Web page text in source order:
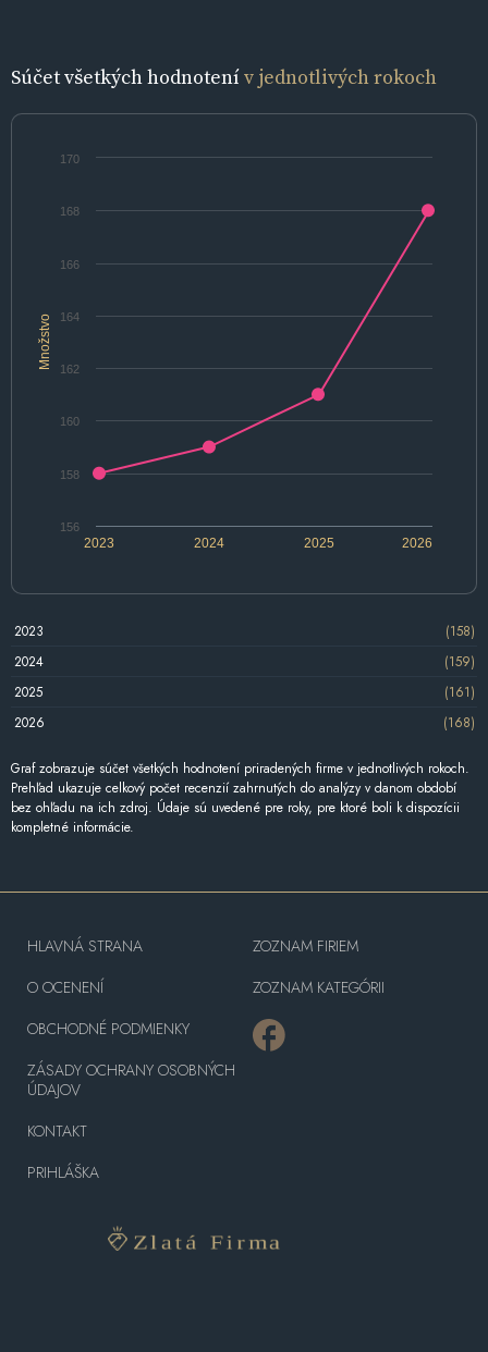
Súčet všetkých hodnotenív jednotlivých rokoch
Množstvo
2024 2026
2023 2025
156
158
160
162
164
166
168
170
2023
(158)
2024
(159)
2025
(161)
2026
(168)
Graf zobrazuje súčet všetkých hodnotení priradených firme v jednotlivých rokoch.
Prehľad ukazuje celkový počet recenzií zahrnutých do analýzy v danom období
bez ohľadu na ich zdroj. Údaje sú uvedené pre roky, pre ktoré boli k dispozícii
kompletné informácie.
HLAVNÁ STRANA
O OCENENÍ
OBCHODNÉ PODMIENKY
ZÁSADY OCHRANY OSOBNÝCH
ÚDAJOV
KONTAKT
PRIHLÁŠKA
ZOZNAM FIRIEM
ZOZNAM KATEGÓRII